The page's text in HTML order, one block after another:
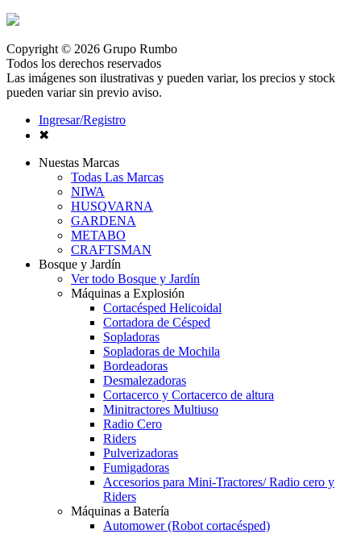
Copyright © 2026 Grupo Rumbo
Todos los derechos reservados
Las imágenes son ilustrativas y pueden variar, los precios y stock
pueden variar sin previo aviso.
Ingresar/Registro
✖
Nuestas Marcas
Todas Las Marcas
NIWA
HUSQVARNA
GARDENA
METABO
CRAFTSMAN
Bosque y Jardín
Ver todo Bosque y Jardín
Máquinas a Explosión
Cortacésped Helicoidal
Cortadora de Césped
Sopladoras
Sopladoras de Mochila
Bordeadoras
Desmalezadoras
Cortacerco y Cortacerco de altura
Minitractores Multiuso
Radio Cero
Riders
Pulverizadoras
Fumigadoras
Accesorios para Mini-Tractores/ Radio cero y
Riders
Máquinas a Batería
Automower (Robot cortacésped)